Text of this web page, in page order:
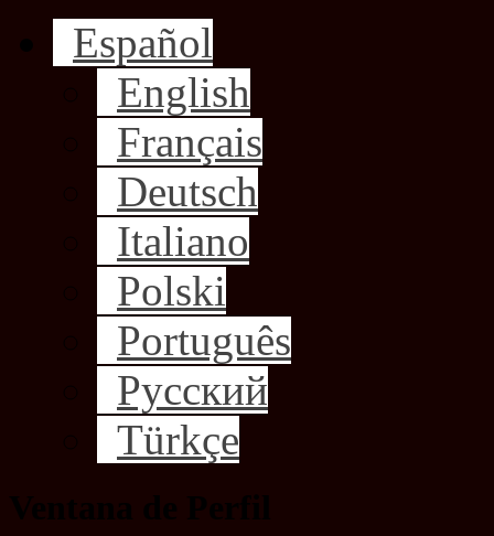
Español
English
Français
Deutsch
Italiano
Polski
Português
Русский
Türkçe